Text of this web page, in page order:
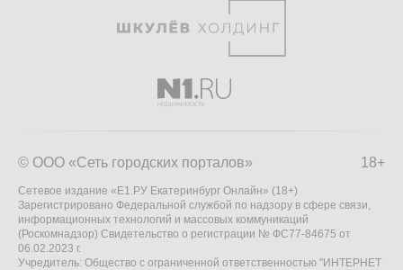
18+
© ООО «Сеть городских порталов»
Сетевое издание «Е1.РУ Екатеринбург Онлайн» (18+)
Зарегистрировано Федеральной службой по надзору в сфере связи,
информационных технологий и массовых коммуникаций
(Роскомнадзор) Свидетельство о регистрации № ФС77-84675 от
06.02.2023 г.
Учредитель: Общество с ограниченной ответственностью "ИНТЕРНЕТ